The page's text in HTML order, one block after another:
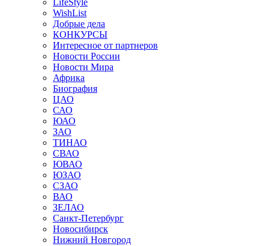
LifeStyle
WishList
Добрые дела
КОНКУРСЫ
Интересное от партнеров
Новости России
Новости Мира
Африка
Биография
ЦАО
САО
ЮАО
ЗАО
ТИНАО
СВАО
ЮВАО
ЮЗАО
СЗАО
ВАО
ЗЕЛАО
Санкт-Петербург
Новосибирск
Нижний Новгород